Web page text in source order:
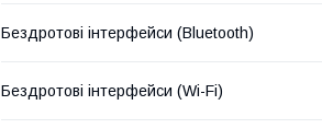
Бездротові інтерфейси (Bluetooth)
Бездротові інтерфейси (Wi-Fi)